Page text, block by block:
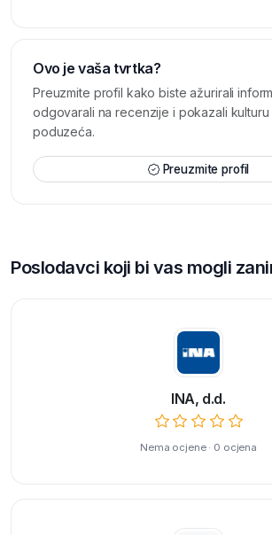
Ovo je vaša tvrtka?
Preuzmite profil kako biste ažurirali
odgovarali na recenzije i pokazali kulturu
poduzeća.
Preuzmite profil
Poslodavci koji bi vas mogli
INA, d.d.
Nema ocjene · 0 ocjena